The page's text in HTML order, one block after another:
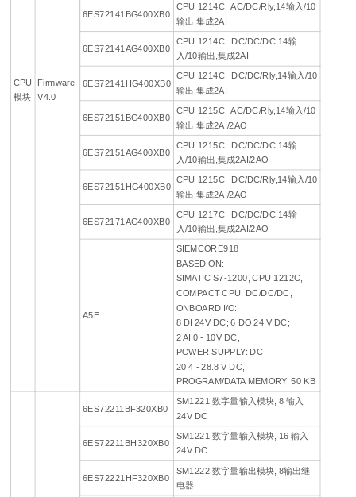
CPU
模块
Firmware
V4.0
6ES72141BG400XB0
CPU 1214C AC/DC/Rly,14输入/10
输出,集成2AI
6ES72141AG400XB0
CPU 1214C DC/DC/DC,14输
入/10输出,集成2AI
6ES72141HG400XB0
CPU 1214C DC/DC/Rly,14输入/10
输出,集成2AI
6ES72151BG400XB0
CPU 1215C AC/DC/Rly,14输入/10
输出,集成2AI/2AO
6ES72151AG400XB0
CPU 1215C DC/DC/DC,14输
入/10输出,集成2AI/2AO
6ES72151HG400XB0
CPU 1215C DC/DC/Rly,14输入/10
输出,集成2AI/2AO
6ES72171AG400XB0
CPU 1217C DC/DC/DC,14输
入/10输出,集成2AI/2AO
A5E
SIEMCORE918
BASED ON:
SIMATIC S7-1200, CPU 1212C,
COMPACT CPU, DC/DC/DC,
ONBOARD I/O:
8 DI 24V DC; 6 DO 24 V DC;
2 AI 0 - 10V DC,
POWER SUPPLY: DC
20.4 - 28.8 V DC,
PROGRAM/DATA MEMORY: 50 KB
6ES72211BF320XB0
SM1221 数字量输入模块, 8 输入
24V DC
6ES72211BH320XB0
SM1221 数字量输入模块, 16 输入
24V DC
6ES72221HF320XB0
SM1222 数字量输出模块, 8输出继
电器